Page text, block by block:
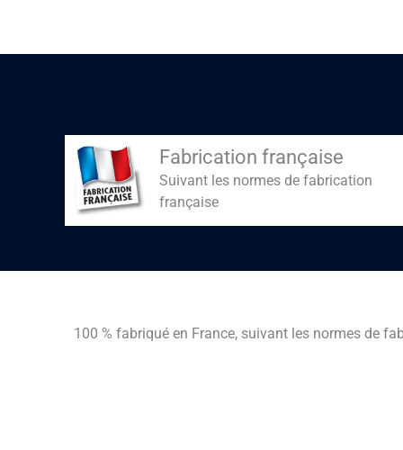
Fabrication française
Suivant les normes de fabrication
française
100 % fabriqué en France, suivant les normes de